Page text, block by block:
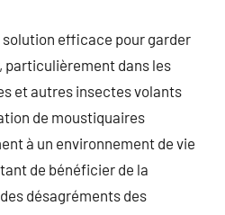
efficace pour garder
particulièrement dans les
et autres insectes volants
de moustiquaires
à un environnement de vie
de bénéficier de la
désagréments des